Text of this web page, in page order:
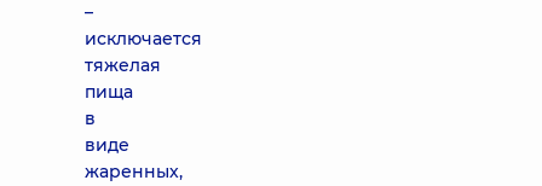
–
исключается
тяжелая
пища
в
виде
жаренных,